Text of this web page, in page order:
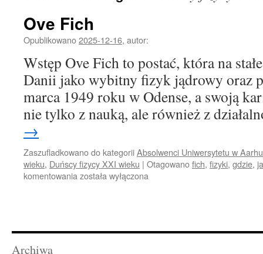
Ove Fich
Opublikowano2025-12-16, autor:
Wstęp Ove Fich to postać, która na
Danii jako wybitny fizyk jądrowy oraz
marca 1949 roku w Odense, a swoją
nie tylko z nauką, ale również z
→
Zaszufladkowano do kategoriiAbsolwenci Uniwersytetu w
wieku, Duńscy fizycy XXI wieku | Otagowanofich, fizyki, gdzie,
komentowania Ove
została wyłączona
Archiwa